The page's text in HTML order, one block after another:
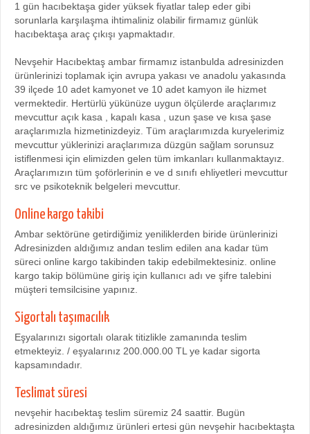
1 gün hacıbektaşa gider yüksek fiyatlar talep eder gibi
sorunlarla karşılaşma ihtimaliniz olabilir firmamız günlük
hacıbektaşa araç çıkışı yapmaktadır.
Nevşehir Hacıbektaş ambar firmamız istanbulda adresinizden
ürünlerinizi toplamak için avrupa yakası ve anadolu yakasında
39 ilçede 10 adet kamyonet ve 10 adet kamyon ile hizmet
vermektedir. Hertürlü yükünüze uygun ölçülerde araçlarımız
mevcuttur açık kasa , kapalı kasa , uzun şase ve kısa şase
araçlarımızla hizmetinizdeyiz. Tüm araçlarımızda kuryelerimiz
mevcuttur yüklerinizi araçlarımıza düzgün sağlam sorunsuz
istiflenmesi için elimizden gelen tüm imkanları kullanmaktayız.
Araçlarımızın tüm şoförlerinin e ve d sınıfı ehliyetleri mevcuttur
src ve psikoteknik belgeleri mevcuttur.
Online kargo takibi
Ambar sektörüne getirdiğimiz yeniliklerden biride ürünlerinizi
Adresinizden aldığımız andan teslim edilen ana kadar tüm
süreci online kargo takibinden takip edebilmektesiniz. online
kargo takip bölümüne giriş için kullanıcı adı ve şifre talebini
müşteri temsilcisine yapınız.
Sigortalı taşımacılık
Eşyalarınızı sigortalı olarak titizlikle zamanında teslim
etmekteyiz. / eşyalarınız 200.000.00 TL ye kadar sigorta
kapsamındadır.
Teslimat süresi
nevşehir hacıbektaş teslim süremiz 24 saattir. Bugün
adresinizden aldığımız ürünleri ertesi gün nevşehir hacıbektaşta